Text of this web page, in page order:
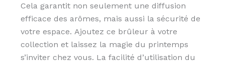
Cela garantit non seulement une diffusion
efficace des arômes, mais aussi la sécurité de
votre espace. Ajoutez ce brûleur à votre
collection et laissez la magie du printemps
s’inviter chez vous. La facilité d’utilisation du